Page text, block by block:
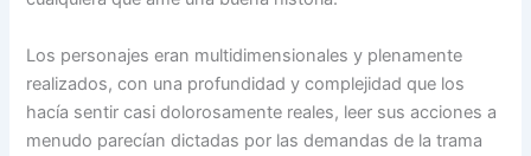
Los personajes eran multidimensionales y plenamente
realizados, con una profundidad y complejidad que los
hacía sentir casi dolorosamente reales, leer sus acciones a
menudo parecían dictadas por las demandas de la trama